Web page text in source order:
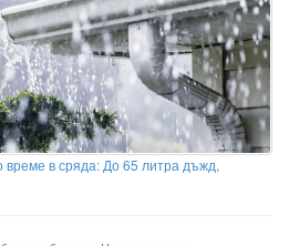
в сряда: До 65 литра дъжд,